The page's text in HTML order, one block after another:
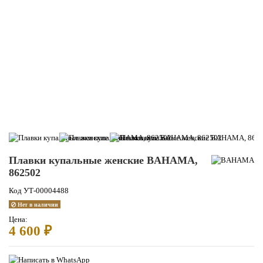
Плавки купальные женские BAHAMA,
862502
Код УТ-00004488
Нет в наличии
Цена:
4 600 ₽